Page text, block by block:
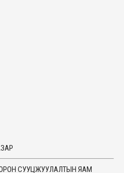
СУУЦЖУУЛАЛТЫН ЯАМ